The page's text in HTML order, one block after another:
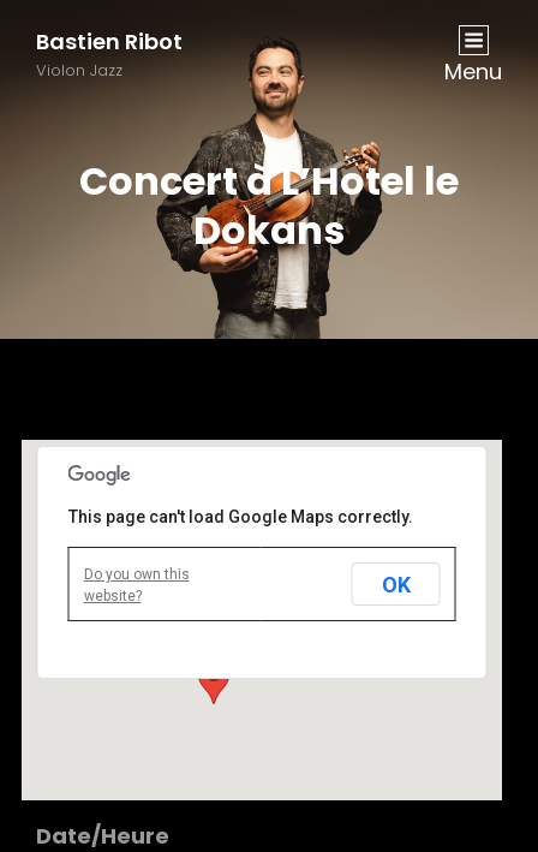
Bastien Ribot
Violon Jazz Menu
Concert à L’Hotel le
Dokans
Le Dokans
117 RUE LAURISTON 75116 paris - paris
This page can't load Google Maps correctly.
Do you own this
website?
OK
Date/Heure